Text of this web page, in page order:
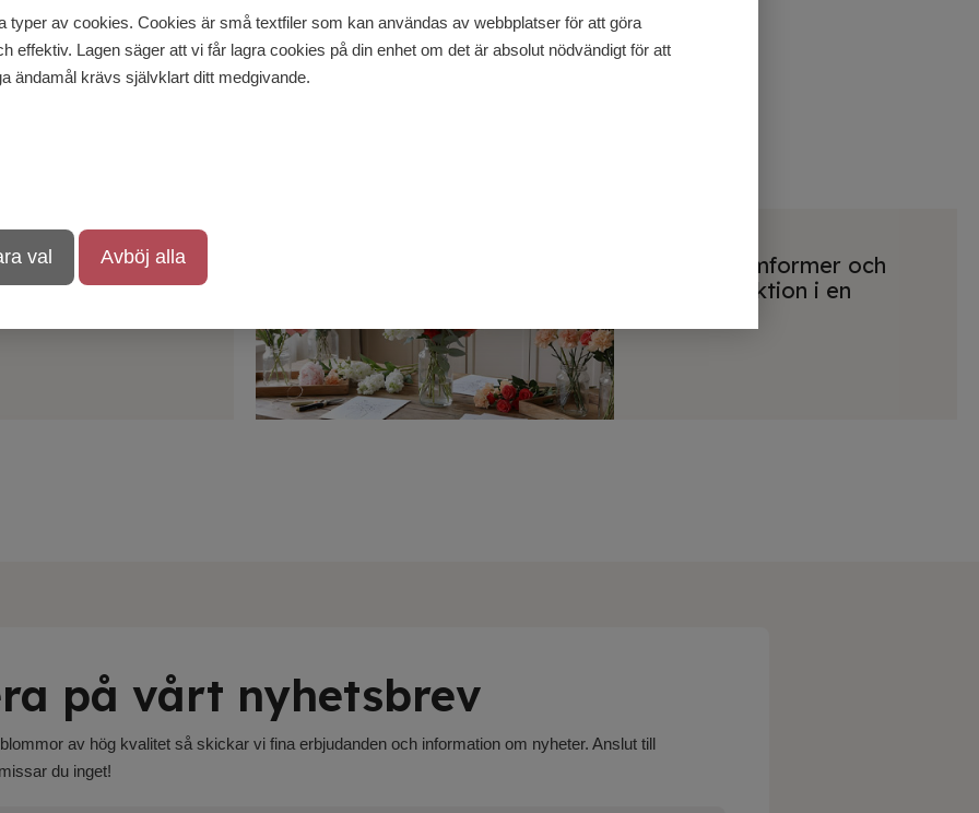
typer av cookies. Cookies är små textfiler som kan användas av webbplatser för att göra
effektiv. Lagen säger att vi får lagra cookies på din enhet om det är absolut nödvändigt för att
ändamål krävs självklart ditt medgivande.
val Avböj alla
Här hittar du också inspiration och tips om
välbefinnande. Beställ dina konstgjorda
du en
bukett –
Olika blomformer och
deras funktion i en
på vårt nyhetsbrev
av hög kvalitet så skickar vi fina erbjudanden och information om nyheter. Anslut till
du inget!